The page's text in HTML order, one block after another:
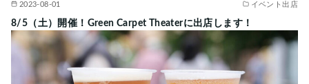
2023-08-01 イベント出店
8/5（土）開催！Green Carpet Theaterに出店します！